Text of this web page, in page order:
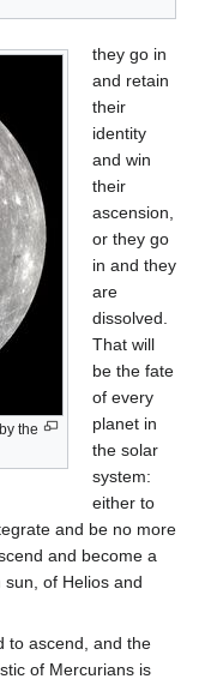
the
they go in
and retain
their
identity
and win
their
ascension,
or they go
in and they
are
dissolved.
That will
be the fate
of every
planet in
the solar
system:
either to
and be no more
and become a
of Helios and
to ascend, and the
of Mercurians is